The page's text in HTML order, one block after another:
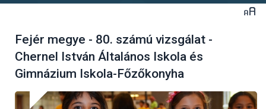
Fejér megye - 80. számú vizsgálat -
Chernel István Általános Iskola és
Gimnázium Iskola-Főzőkonyha